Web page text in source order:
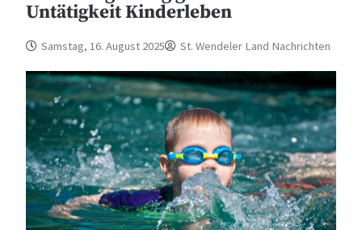
Untätigkeit Kinderleben
Samstag, 16. August 2025 St. Wendeler Land Nachrichten